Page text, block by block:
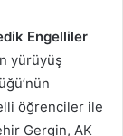
Engelliler
yürüyüş
öğrenciler ile
Gergin, AK